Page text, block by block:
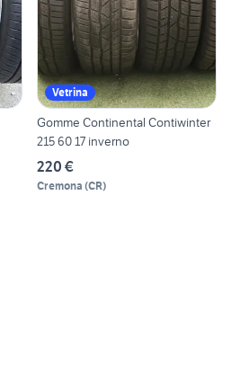
Vetrina
Gomme Continental Contiwinter
215 60 17 inverno
220 €
Cremona (CR)